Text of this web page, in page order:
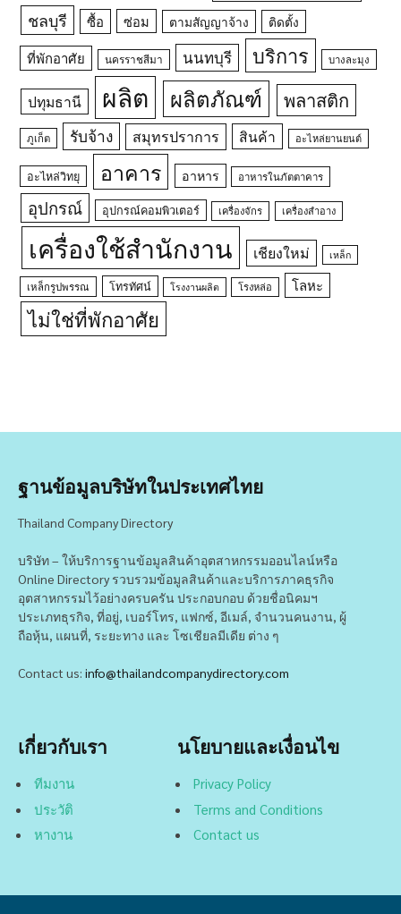
ชลบุรี ซื้อ ซ่อม ตามสัญญาจ้าง ติดตั้ง
ที่พักอาศัย นครราชสีมา นนทบุรี บริการ บางละมุง
ปทุมธานี ผลิต ผลิตภัณฑ์ พลาสติก
ภูเก็ต รับจ้าง สมุทรปราการ สินค้า อะไหล่ยานยนต์
อะไหล่วิทยุ อาคาร อาหาร อาหารในภัตตาคาร
อุปกรณ์ อุปกรณ์คอมพิวเตอร์ เครื่องจักร เครื่องสำอาง
เครื่องใช้สำนักงาน เชียงใหม่ เหล็ก
เหล็กรูปพรรณ โทรทัศน์ โรงงานผลิต โรงหล่อ โลหะ
ไม่ใช่ที่พักอาศัย
ฐานข้อมูลบริษัทในประเทศไทย
Thailand Company Directory
บริษัท – ให้บริการฐานข้อมูลสินค้าอุตสาหกรรมออนไลน์หรือ
Online Directory รวบรวมข้อมูลสินค้าและบริการภาคธุรกิจ
อุตสาหกรรมไว้อย่างครบครัน ประกอบกอบ ด้วยชื่อนิคมฯ
ประเภทธุรกิจ, ที่อยู่, เบอร์โทร, แฟกซ์, อีเมล์, จำนวนคนงาน, ผู้
ถือหุ้น, แผนที่, ระยะทาง และ โซเชียลมีเดีย ต่าง ๆ
Contact us: info@thailandcompanydirectory.com
เกี่ยวกับเรา
ทีมงาน
ประวัติ
หางาน
นโยบายและเงื่อนไข
Privacy Policy
Terms and Conditions
Contact us